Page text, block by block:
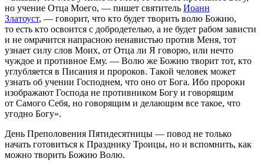
но учение Отца Моего, — пишет святитель Иоанн
Златоуст, — говорит, что кто будет творить волю Божию,
то есть кто освоится с добродетелью, а не будет рабом зависти
и не омрачится напрасною ненавистью против Меня, тот
узнает силу слов Моих, от Отца ли Я говорю, или нечто
чуждое и противное Ему. — Волю же Божию творит тот, кто
углубляется в Писания и пророков. Такой человек может
узнать об учении Господнем, что оно от Бога. Ибо пророки
изображают Господа не противником Богу и говорящим
от Самого Себя, но говорящим и делающим все такое, что
угодно Богу».
День Преполовения Пятидесятницы — повод не только
начать готовиться к Празднику Троицы, но и вспомнить, как
можно творить Божию Волю.